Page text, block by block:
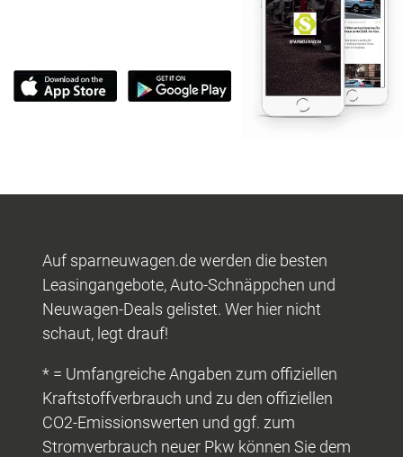
Auf sparneuwagen.de werden die besten
Leasingangebote, Auto-Schnäppchen und
Neuwagen-Deals gelistet. Wer hier nicht
schaut, legt drauf!
* = Umfangreiche Angaben zum offiziellen
Kraftstoffverbrauch und zu den offiziellen
CO2-Emissionswerten und ggf. zum
Stromverbrauch neuer Pkw können Sie dem